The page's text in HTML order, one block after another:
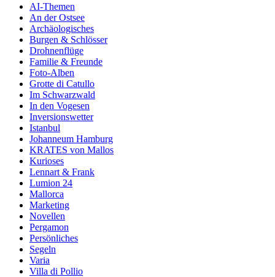
AI-Themen
An der Ostsee
Archäologisches
Burgen & Schlösser
Drohnenflüge
Familie & Freunde
Foto-Alben
Grotte di Catullo
Im Schwarzwald
In den Vogesen
Inversionswetter
Istanbul
Johanneum Hamburg
KRATES von Mallos
Kurioses
Lennart & Frank
Lumion 24
Mallorca
Marketing
Novellen
Pergamon
Persönliches
Segeln
Varia
Villa di Pollio